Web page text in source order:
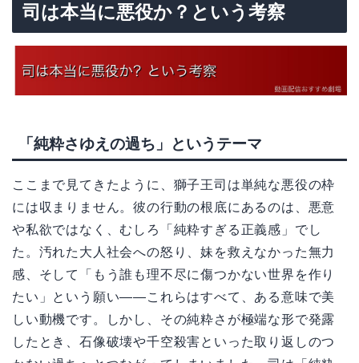
司は本当に悪役か？という考察
「純粋さゆえの過ち」というテーマ
ここまで見てきたように、獅子王司は単純な悪役の枠
には収まりません。彼の行動の根底にあるのは、悪意
や私欲ではなく、むしろ「純粋すぎる正義感」でし
た。汚れた大人社会への怒り、妹を救えなかった無力
感、そして「もう誰も理不尽に傷つかない世界を作り
たい」という願い——これらはすべて、ある意味で美
しい動機です。しかし、その純粋さが極端な形で発露
したとき、石像破壊や千空殺害といった取り返しのつ